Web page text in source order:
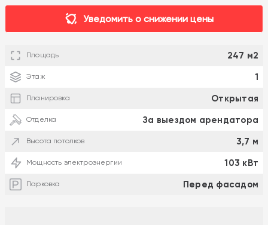
Уведомить о снижении цены
Площадь 247 м2
Этаж 1
Планировка Открытая
Отделка За выездом арендатора
Высота потолков 3,7 м
Мощность электроэнергии 103 кВт
Парковка Перед фасадом